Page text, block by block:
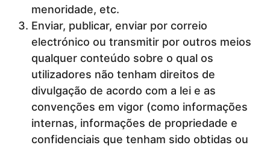
menoridade, etc.
Enviar, publicar, enviar por correio
electrónico ou transmitir por outros meios
qualquer conteúdo sobre o qual os
utilizadores não tenham direitos de
divulgação de acordo com a lei e as
convenções em vigor (como informações
internas, informações de propriedade e
confidenciais que tenham sido obtidas ou